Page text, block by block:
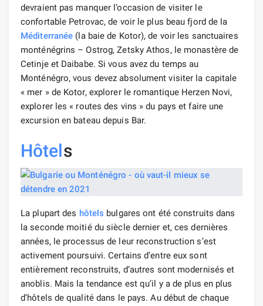
devraient pas manquer l’occasion de visiter le
confortable Petrovac, de voir le plus beau fjord de la
Méditerranée (la baie de Kotor), de voir les sanctuaires
monténégrins – Ostrog, Zetsky Athos, le monastère de
Cetinje et Daibabe. Si vous avez du temps au
Monténégro, vous devez absolument visiter la capitale
« mer » de Kotor, explorer le romantique Herzen Novi,
explorer les « routes des vins » du pays et faire une
excursion en bateau depuis Bar.
Hôtels
La plupart des hôtels bulgares ont été construits dans
la seconde moitié du siècle dernier et, ces dernières
années, le processus de leur reconstruction s’est
activement poursuivi. Certains d’entre eux sont
entièrement reconstruits, d’autres sont modernisés et
anoblis. Mais la tendance est qu’il y a de plus en plus
d’hôtels de qualité dans le pays. Au début de chaque